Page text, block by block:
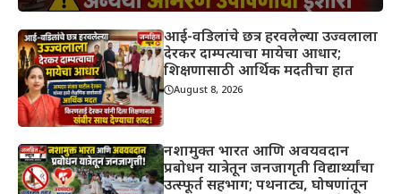
आई-वडिलांचे छत्र हरवलेल्या उज्वलाला
देरकर दाम्पत्याचा मायेचा आधार;
शिक्षणासाठी आर्थिक मदतीचा हात
August 8, 2026
नशामुक्त भारत आणि अवयवदान
प्रबोधन यात्रेतून जनजागृती विद्यार्थ्यांचा
उत्स्फूर्त सहभाग; पथनाट्य, घोषणांतून